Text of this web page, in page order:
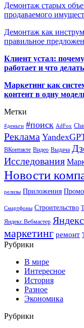
Демонтаж старых
продаваемого
Демонтаж как
правильное
Клиент устал:
работает и что
Маркетинг как
контент в одну
Метки
#деньги #поиск AdFox
Реклама
ВКонтакте Видео Выдача
Исследования
Новости
релизы Приложения
Смартфоны Строительство
Яндекс.Вебмастер
маркетинг ремонт
Рубрики
В мире
Интересное
История
Разное
Экономика
Рубрики